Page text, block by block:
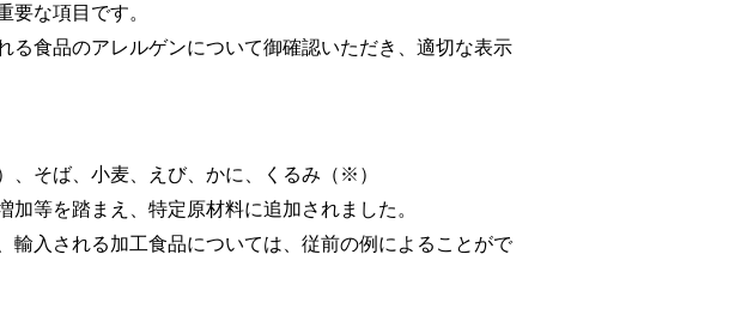
な項目です。
食品のアレルゲンについて御確認いただき、適切な表示
そば、小麦、えび、かに、くるみ（※）
等を踏まえ、特定原材料に追加されました。
入される加工食品については、従前の例によることがで